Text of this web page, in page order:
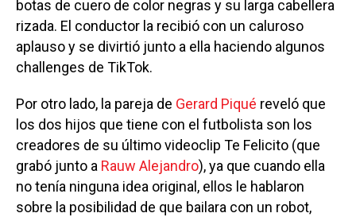
botas de cuero de color negras y su larga cabellera
rizada. El conductor la recibió con un caluroso
aplauso y se divirtió junto a ella haciendo algunos
challenges de TikTok.
Por otro lado, la pareja de Gerard Piqué reveló que
los dos hijos que tiene con el futbolista son los
creadores de su último videoclip Te Felicito (que
grabó junto a Rauw Alejandro), ya que cuando ella
no tenía ninguna idea original, ellos le hablaron
sobre la posibilidad de que bailara con un robot,